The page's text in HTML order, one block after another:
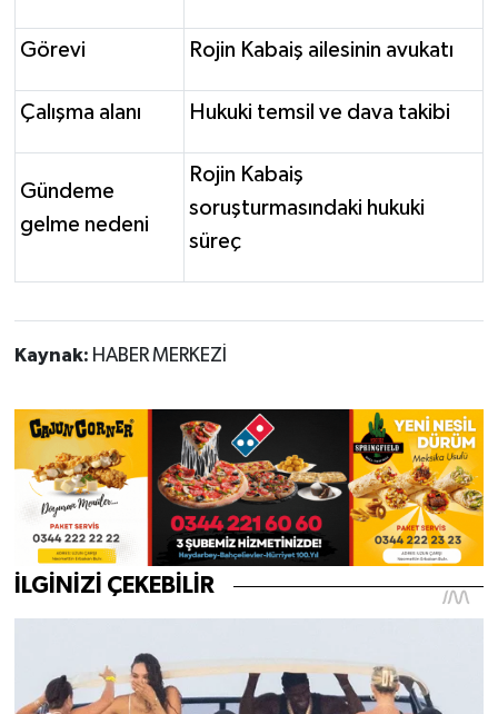
Görevi Rojin Kabaiş ailesinin avukatı
Çalışma alanı Hukuki temsil ve dava takibi
Gündeme
gelme nedeni
Rojin Kabaiş
soruşturmasındaki hukuki
süreç
Kaynak: HABER MERKEZİ